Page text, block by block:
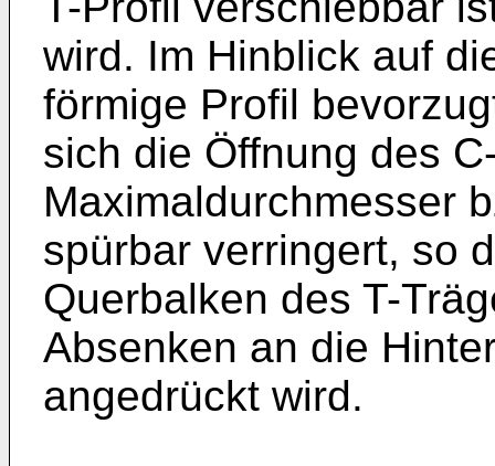
wird. Im Hinblick auf
förmige Profil
sich die Öffnung des
Maximaldurchmesser
spürbar verringert, so
Querbalken des T-
Absenken an die
angedrückt wird.